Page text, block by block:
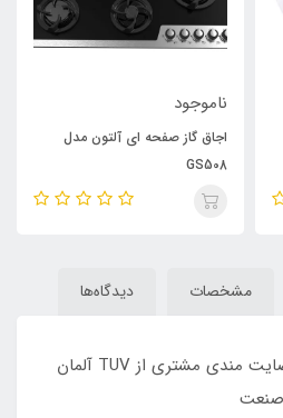
ناموجود
اجاق گاز صفحه ای آلتون مدل
GS508
مشخصات دیدگاه‌ها
اولین دارنده استاندارد رضایت مندی مشتری از TUV آلمان